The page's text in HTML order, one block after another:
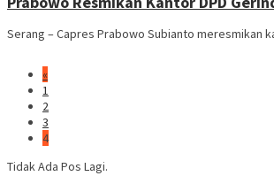
Serang – Capres Prabowo Subianto meresmikan
«
1
2
3
4
Tidak Ada Pos Lagi.